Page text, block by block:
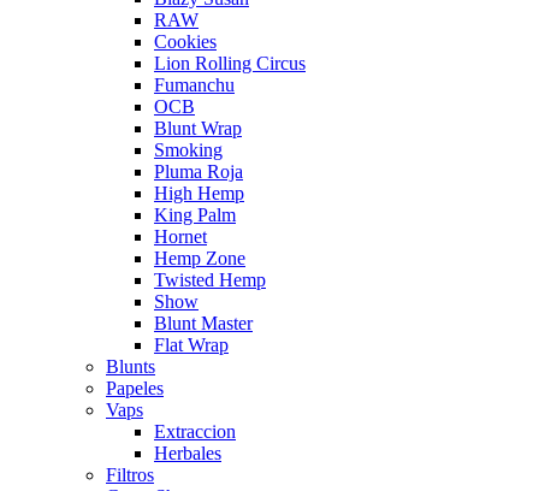
RAW
Cookies
Lion Rolling Circus
Fumanchu
OCB
Blunt Wrap
Smoking
Pluma Roja
High Hemp
King Palm
Hornet
Hemp Zone
Twisted Hemp
Show
Blunt Master
Flat Wrap
Blunts
Papeles
Vaps
Extraccion
Herbales
Filtros